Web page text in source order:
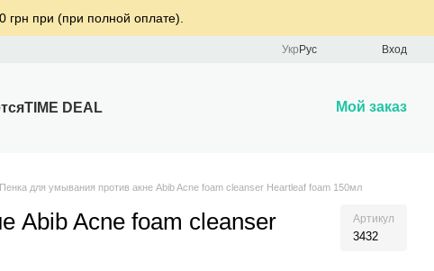
грн при (при полной оплате).
Укр Рус Вход
TIME DEAL Мой заказ
Пенка для умывания против акне Abib Acne foam cleanser Heartleaf foam 150мл
Abib Acne foam cleanser
Артикул
3432